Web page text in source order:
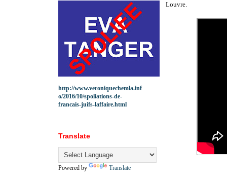
Louvre.
http://www.veroniquechemla.inf
o/2016/10/spoliations-de-
francais-juifs-laffaire.html
Translate
Powered by Translate